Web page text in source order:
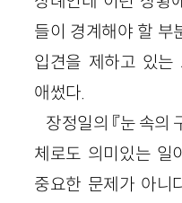
들이 경계해야 할 부
입견을 제하고 있는
애썼다.
장정일의 『눈 속의
체로도 의미있는 일
중요한 문제가 아니